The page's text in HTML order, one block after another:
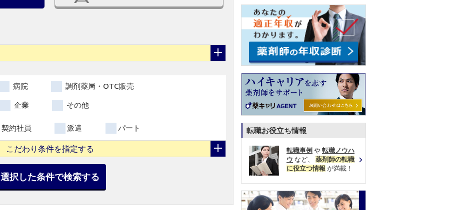
病院 調剤薬局・OTC販売
企業 その他
契約社員 派遣 パート
こだわり条件を指定する
選択した条件で検索する
転職お役立ち情報
転職事例 や 転職ノウハ
ウ など、 薬剤師の転職
に役立つ情報 が満載！